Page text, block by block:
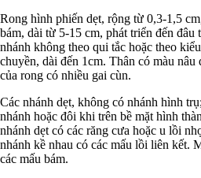
Rong hình phiến dẹt, rộng từ 0,3-1,5
bám, dài từ 5-15 cm, phát triển đến đâu
nhánh không theo qui tắc hoặc theo
chuyền, dài đến 1cm. Thân có màu nâu
của rong có nhiều gai cùn.
Các nhánh dẹt, không có nhánh hình
nhánh hoặc đôi khi trên bề mặt hình
nhánh dẹt có các răng cưa hoặc u lồi
nhánh kề nhau có các mấu lồi liên kết.
các mấu bám.